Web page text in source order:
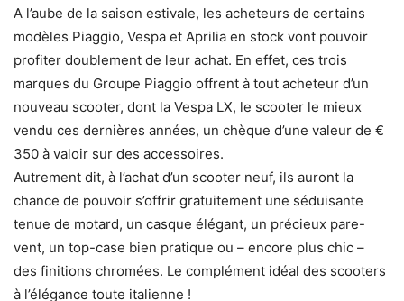
A l’aube de la saison estivale, les acheteurs de certains
modèles Piaggio, Vespa et Aprilia en stock vont pouvoir
profiter doublement de leur achat. En effet, ces trois
marques du Groupe Piaggio offrent à tout acheteur d’un
nouveau scooter, dont la Vespa LX, le scooter le mieux
vendu ces dernières années, un chèque d’une valeur de €
350 à valoir sur des accessoires.
Autrement dit, à l’achat d’un scooter neuf, ils auront la
chance de pouvoir s’offrir gratuitement une séduisante
tenue de motard, un casque élégant, un précieux pare-
vent, un top-case bien pratique ou – encore plus chic –
des finitions chromées. Le complément idéal des scooters
à l’élégance toute italienne !